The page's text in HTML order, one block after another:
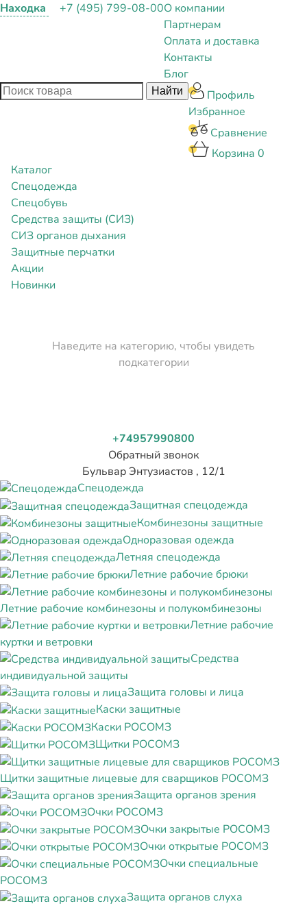
Находка +7 (495) 799-08-00О компании
Партнерам
Оплата и доставка
Контакты
Блог
Профиль
Избранное
Сравнение
Корзина 0
Каталог
Спецодежда
Спецобувь
Средства защиты (СИЗ)
СИЗ органов дыхания
Защитные перчатки
Акции
Новинки
Наведите на категорию, чтобы увидеть
подкатегории
+74957990800
Обратный звонок
Бульвар Энтузиастов , 12/1
Спецодежда
Защитная спецодежда
Комбинезоны защитные
Одноразовая одежда
Летняя спецодежда
Летние рабочие брюки
Летние рабочие комбинезоны и полукомбинезоны
Летние рабочие
куртки и ветровки
Средства
индивидуальной защиты
Защита головы и лица
Каски защитные
Каски РОСОМЗ
Щитки РОСОМЗ
Щитки защитные лицевые для сварщиков РОСОМЗ
Защита органов зрения
Очки РОСОМЗ
Очки закрытые РОСОМЗ
Очки открытые РОСОМЗ
Очки специальные
РОСОМЗ
Защита органов слуха